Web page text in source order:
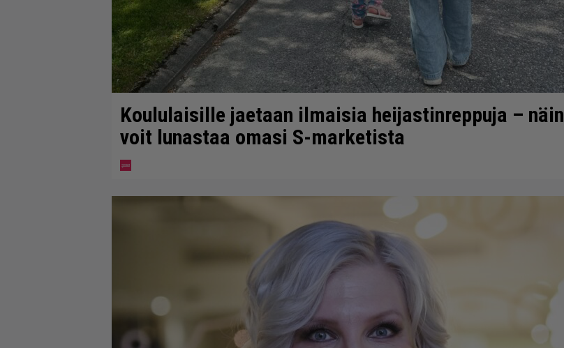
Koululaisille jaetaan ilmaisia heijastinreppuja – näin
voit lunastaa omasi S-marketista